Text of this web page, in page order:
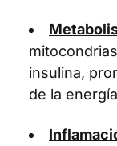
insulina,
de la